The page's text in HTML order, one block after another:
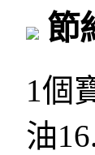
節
1個
油